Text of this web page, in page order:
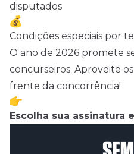
disputados
Condições especiais por
O ano de 2026 promete
concurseiros. Aproveite
frente da concorrência!
Escolha sua assinatura